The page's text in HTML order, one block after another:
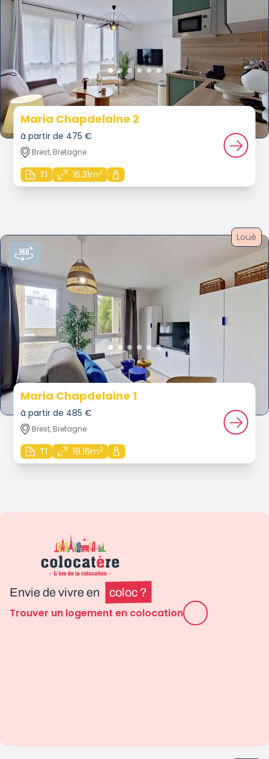
Maria Chapdelaine 2
à partir de 475 €
Brest, Bretagne
T1 16.31m2
Loué
Maria Chapdelaine 1
à partir de 485 €
Brest, Bretagne
T1 19.16m2
Envie de vivre en coloc ?
Trouver un logement en colocation